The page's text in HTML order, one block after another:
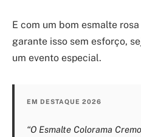
E com um bom esmalte
garante isso sem esforço,
um evento especial.
EM DESTAQUE 2026
“O Esmalte Colorama